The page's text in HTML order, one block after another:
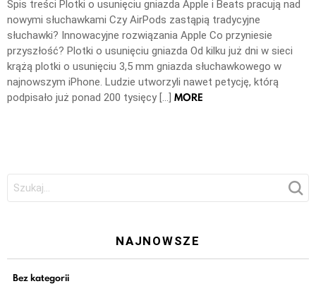
Spis treści Plotki o usunięciu gniazda Apple i Beats pracują nad
nowymi słuchawkami Czy AirPods zastąpią tradycyjne
słuchawki? Innowacyjne rozwiązania Apple Co przyniesie
przyszłość? Plotki o usunięciu gniazda Od kilku już dni w sieci
krążą plotki o usunięciu 3,5 mm gniazda słuchawkowego w
najnowszym iPhone. Ludzie utworzyli nawet petycję, którą
podpisało już ponad 200 tysięcy […] MORE
NAJNOWSZE
Bez kategorii